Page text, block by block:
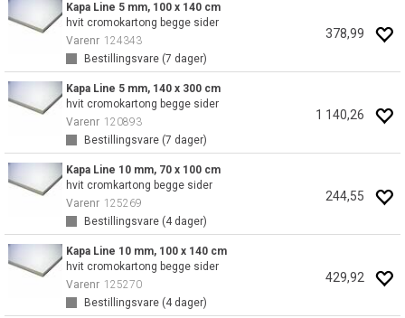
Kapa Line 5 mm, 100 x 140 cm
hvit cromokartong begge sider
Varenr 124343
Bestillingsvare (7 dager)
378,99
Kapa Line 5 mm, 140 x 300 cm
hvit cromokartong begge sider
Varenr 120893
Bestillingsvare (7 dager)
1 140,26
Kapa Line 10 mm, 70 x 100 cm
hvit cromkartong begge sider
Varenr 125269
Bestillingsvare (4dager)
244,55
Kapa Line 10 mm, 100 x 140 cm
hvit cromokartong begge sider
Varenr 125270
Bestillingsvare (4dager)
429,92